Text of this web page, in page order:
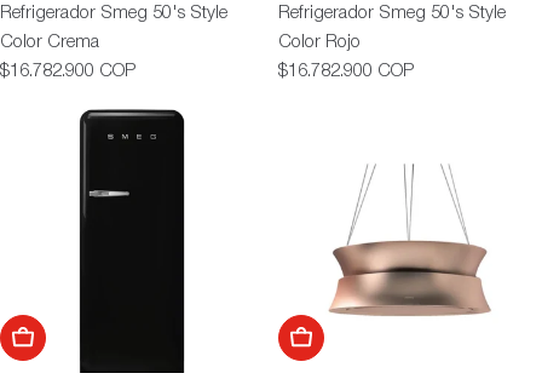
Refrigerador Smeg 50's Style
Color Crema
Precio
$16.782.900 COP
Refrigerador Smeg 50's Style
Color Rojo
Precio
$16.782.900 COP
Añadir al carrito Añadir al carrito